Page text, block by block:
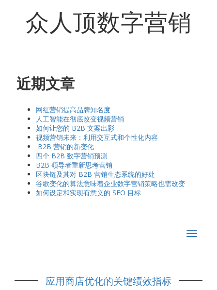
众人顶数字营销
近期文章
网红营销提高品牌知名度
人工智能在彻底改变视频营销
如何让您的 B2B 文案出彩
视频营销未来：利用交互式和个性化内容
B2B 营销的新变化
四个 B2B 数字营销预测
B2B 领导者重新思考营销
区块链及其对 B2B 营销生态系统的好处
谷歌变化的算法意味着企业数字营销策略也需改变
如何设定和实现有意义的 SEO 目标
Toggle
应用商店优化的关键绩效指标